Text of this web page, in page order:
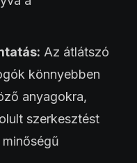
Az átlátszó
könnyebben
anyagokra,
szerkesztést